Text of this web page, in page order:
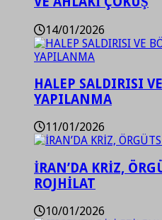
14/01/2026
HALEP SALDIRISI
YAPILANMA
11/01/2026
İRAN’DA KRİZ,
ROJHİLAT
10/01/2026